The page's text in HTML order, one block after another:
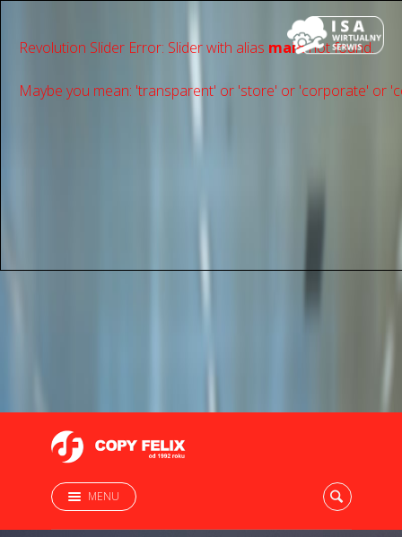
Revolution Slider Error: Slider with alias mainnot found.
Maybe you mean: 'transparent' or 'store' or 'сorporate' or
MENU